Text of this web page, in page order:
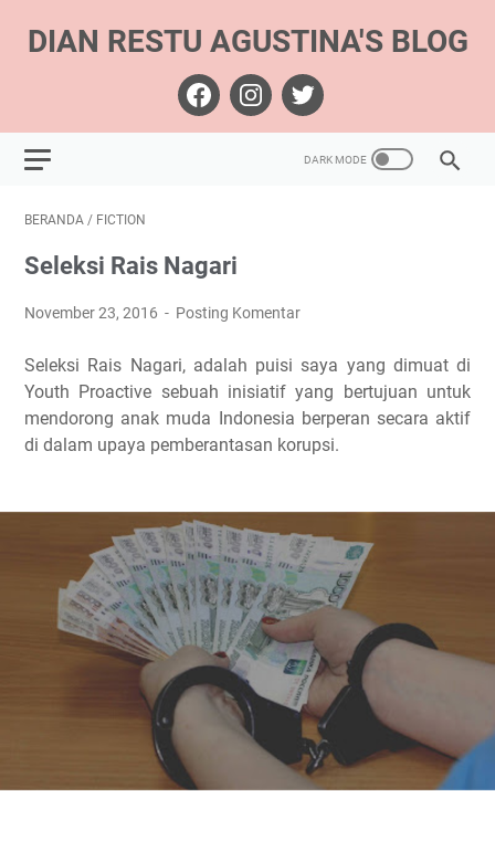
DIAN RESTU AGUSTINA'S BLOG
BERANDA / FICTION
Seleksi Rais Nagari
November 23, 2016 Posting Komentar
Seleksi Rais Nagari, adalah puisi saya yang dimuat di
Youth Proactive sebuah inisiatif yang bertujuan untuk
mendorong anak muda Indonesia berperan secara aktif
di dalam upaya pemberantasan korupsi.